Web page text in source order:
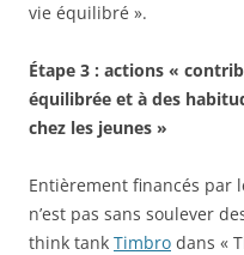
vie équilibré ».
Étape 3 : actions «
équilibrée et à des
chez les jeunes »
Entièrement financés par
n’est pas sans soulever
think tank Timbro dans «